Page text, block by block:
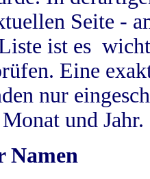
Seite -
ist es
Eine
nur
und Jahr.
Namen